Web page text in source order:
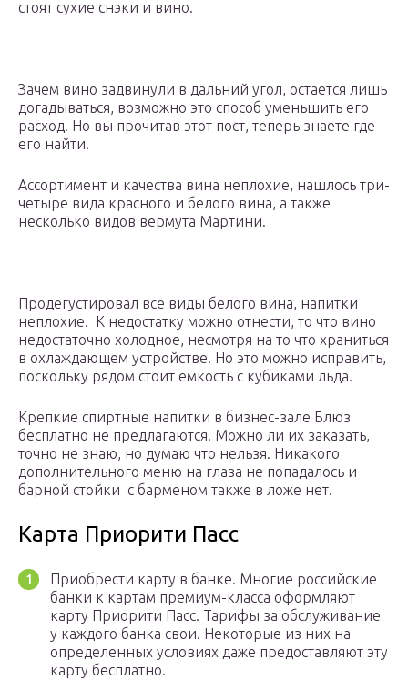
стоят сухие снэки и вино.
Зачем вино задвинули в дальний угол, остается лишь
догадываться, возможно это способ уменьшить его
расход. Но вы прочитав этот пост, теперь знаете где
его найти!
Ассортимент и качества вина неплохие, нашлось три-
четыре вида красного и белого вина, а также
несколько видов вермута Мартини.
Продегустировал все виды белого вина, напитки
неплохие. К недостатку можно отнести, то что вино
недостаточно холодное, несмотря на то что храниться
в охлаждающем устройстве. Но это можно исправить,
поскольку рядом стоит емкость с кубиками льда.
Крепкие спиртные напитки в бизнес-зале Блюз
бесплатно не предлагаются. Можно ли их заказать,
точно не знаю, но думаю что нельзя. Никакого
дополнительного меню на глаза не попадалось и
барной стойки с барменом также в ложе нет.
Карта Приорити Пасс
Приобрести карту в банке. Многие российские
банки к картам премиум-класса оформляют
карту Приорити Пасс. Тарифы за обслуживание
у каждого банка свои. Некоторые из них на
определенных условиях даже предоставляют эту
карту бесплатно.